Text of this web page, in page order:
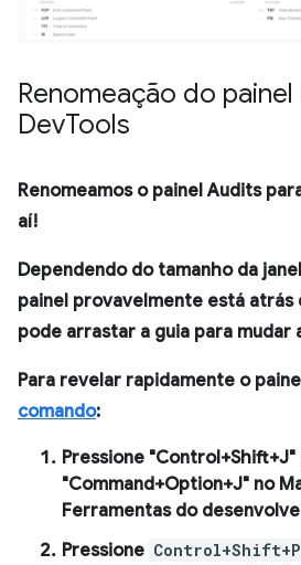
Renomeação do
DevTools
Renomeamos o painelAudits
aí!
Dependendo do tamanho da
painel provavelmente está atrás
pode arrastar a guia para mudar
Para revelar rapidamente o
comando:
Pressione "Control+Shift+J"
"Command+Option+J" no
Ferramentas do
Pressione Control+Shift+P